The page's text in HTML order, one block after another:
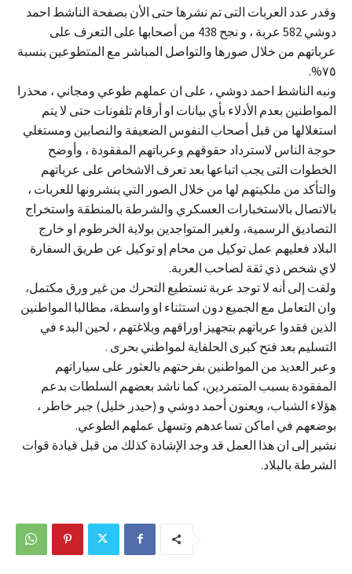
وقدر عدد العربات التى تم نشرها حتى الأن بصفحة الناشط احمد
دوشي 582 عربة ، و نجح 438 من أصحابها على التعرف على
عرباتهم من خلال صورها والتواصل المباشر مع المتطوعين بنسبة
٧٥%.
ونبه الناشط احمد دوشي ، على ان عملهم طوعي ومجاني ، محذرا
المواطنين بعدم الأدلاء بأي بيانات او أرقام تلفونات حتى لا يتم
استغلالها من قبل أصحاب النفوس الضعيفة والنصابين ومستغلي
حوجة الناس لاسترداد حقوقهم وعرباتهم المفقودة ، وأوضح
الخطوات التى يجب اتباعها بعد تعرف الاشخاص على عرباتهم
والتأكد من ملكيتهم لها من خلال الصور التي ينشرونها للعربات ،
بالاتصال بالاستخبارات العسكري والشرطة بالمنطقة واستخراج
التصاديق الرسمية، ولغير المتواجدين بولاية الخرطوم او خارج
البلاد فعليهم عمل توكيل من محام إو توكيل عن طريق السفارة
لاي شخص ذي ثقة لصاحب العربة.
ولفت إلى أنه لا توجد عربة تستطيع التحرك من غير ورق مكتمل،
وان التعامل مع الجميع دون استثناء او واسطة، مطالبا المواطنين
الذين فقدوا عرباتهم بتجهيز اوراقهم وبلاغتهم ، لحين البدء في
التسليم بعد فتح كبرى الحلفاية لمواطني بحرى .
وعبر العديد من المواطنين بفرحتهم بالعثور على سياراتهم
المفقودة بسبب المتمردين، كما ناشد بعضهم السلطات بدعم
هؤلاء الشباب، ويعنون أحمد دوشي و (حيدر خليل) جبر خاطر ،
بوضعهم في اماكن تساعدهم وتسهل عملهم الطوعي.
نشير إلى ان هذا العمل قد وجد الإشادة كذلك من قبل قيادة قوات
الشرطة بالبلاد.